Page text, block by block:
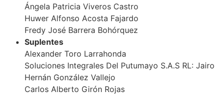
Ángela Patricia Viveros Castro
Huwer Alfonso Acosta Fajardo
Fredy José Barrera Bohórquez
Suplentes
Alexander Toro Larrahonda
Soluciones Integrales Del Putumayo S.A.S RL: Jairo
Hernán González Vallejo
Carlos Alberto Girón Rojas